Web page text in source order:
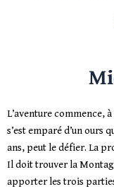
L’aventure commence,
s’est emparé d’un ours
ans, peut le défier. La
Il doit trouver la
apporter les trois